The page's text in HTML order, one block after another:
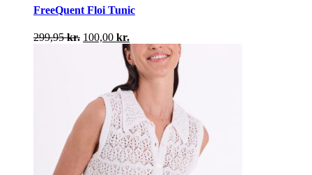
har
flere
varianter.
Mulighederne
kan
vælges
varesiden
FreeQuent Floi Tunic
299,95kr. Den
oprindelige
299,95 kr..
100,00 kr.
aktuelle
pris
er:
100,00 kr..